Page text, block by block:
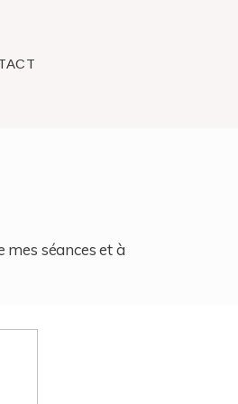
séances et à